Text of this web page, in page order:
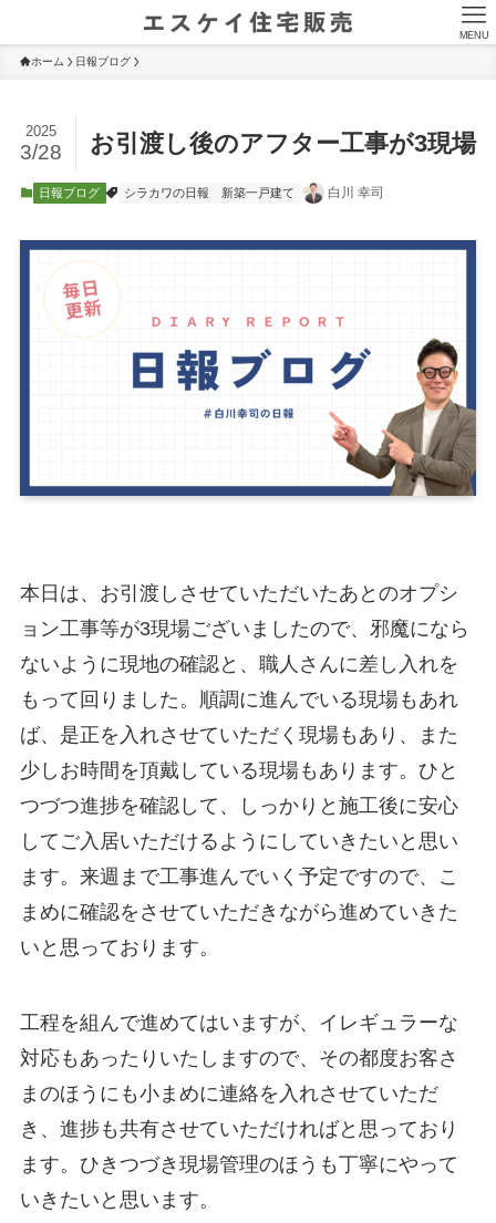
MENU
ホーム 日報ブログ
お引渡し後のアフター工事が3現場
2025
3/28
日報ブログ シラカワの日報 新築一戸建て 白川 幸司
本日は、お引渡しさせていただいたあとのオプシ
ョン工事等が3現場ございましたので、邪魔になら
ないように現地の確認と、職人さんに差し入れを
もって回りました。順調に進んでいる現場もあれ
ば、是正を入れさせていただく現場もあり、また
少しお時間を頂戴している現場もあります。ひと
つづつ進捗を確認して、しっかりと施工後に安心
してご入居いただけるようにしていきたいと思い
ます。来週まで工事進んでいく予定ですので、こ
まめに確認をさせていただきながら進めていきた
いと思っております。
工程を組んで進めてはいますが、イレギュラーな
対応もあったりいたしますので、その都度お客さ
まのほうにも小まめに連絡を入れさせていただ
き、進捗も共有させていただければと思っており
ます。ひきつづき現場管理のほうも丁寧にやって
いきたいと思います。